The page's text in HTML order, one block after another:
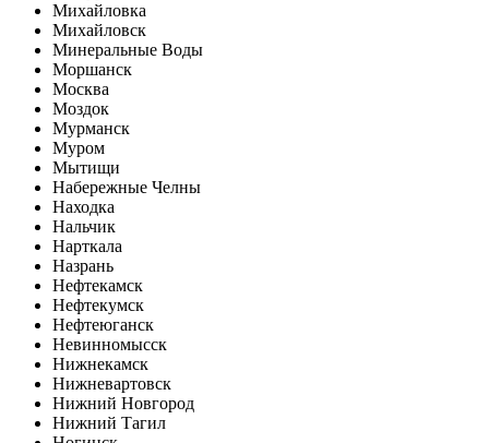
Михайловка
Михайловск
Минеральные Воды
Моршанск
Москва
Моздок
Мурманск
Муром
Мытищи
Набережные Челны
Находка
Нальчик
Нарткала
Назрань
Нефтекамск
Нефтекумск
Нефтеюганск
Невинномысск
Нижнекамск
Нижневартовск
Нижний Новгород
Нижний Тагил